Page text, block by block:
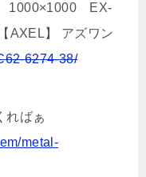
1000×1000 EX-
AXEL】 アズワン
6274-38/
ればぁ
metal-